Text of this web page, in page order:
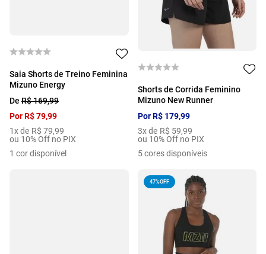
Saia Shorts de Treino Feminina
Mizuno Energy
De R$169,99
PorR$79,99
1x de R$ 79,99
ou 10% Off no PIX
1 cor disponível
Shorts de Corrida Feminino
Mizuno New Runner
PorR$ 179,99
3x de R$ 59,99
ou 10% Off no PIX
5 cores disponíveis
47%OFF